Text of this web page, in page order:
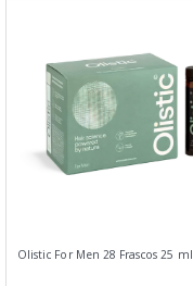
Olistic For Men 28 Frascos 25 ml